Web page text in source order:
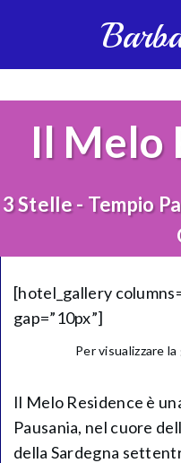
Il Melo
3 Stelle - Tempio
[hotel_gallery
gap=”10px”]
Per visualizzare
Il Melo Residence è
Pausania, nel cuore
della Sardegna